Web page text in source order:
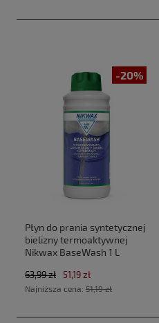
-20%
Płyn do prania syntetycznej
bielizny termoaktywnej
Nikwax BaseWash 1 L
63,99 zł 51,19 zł
Najniższa cena: 51,19 zł